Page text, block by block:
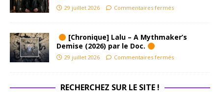
29 juillet 2026 Commentaires fermés
[Chronique] Lalu – A Mythmaker’s
Demise (2026) par le Doc.
29 juillet 2026 Commentaires fermés
RECHERCHEZ SUR LE SITE !